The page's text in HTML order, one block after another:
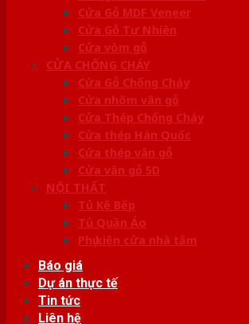
Cửa Gỗ MDF Veneer
Cửa Gỗ Tự Nhiên
Cửa vòm gỗ
CỬA CHỐNG CHÁY
Cửa Gỗ Chống Cháy
Cửa nhôm vân gỗ
Cửa Thép Chống Cháy
Cửa thép Hàn Quốc
Cửa thép vân gỗ
Cửa vân gỗ 5D
NỘI THẤT
Tủ Kệ Bếp
Tủ Quần Áo
Phụ kiện cửa nhà tắm
Báo giá
Dự án thực tế
Tin tức
Liên hệ